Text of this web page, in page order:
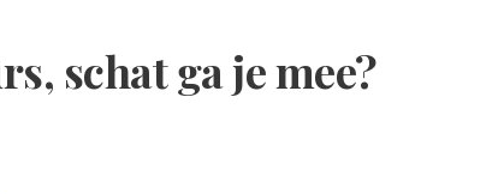
schat ga je mee?